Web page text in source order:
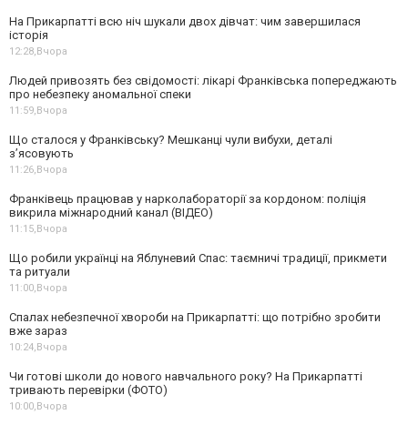
На Прикарпатті всю ніч шукали двох дівчат: чим завершилася
історія
12:28, Вчора
Людей привозять без свідомості: лікарі Франківська попереджають
про небезпеку аномальної спеки
11:59, Вчора
Що сталося у Франківську? Мешканці чули вибухи, деталі
з’ясовують
11:26, Вчора
Франківець працював у нарколабораторії за кордоном: поліція
викрила міжнародний канал (ВІДЕО)
11:15, Вчора
Що робили українці на Яблуневий Спас: таємничі традиції, прикмети
та ритуали
11:00, Вчора
Спалах небезпечної хвороби на Прикарпатті: що потрібно зробити
вже зараз
10:24, Вчора
Чи готові школи до нового навчального року? На Прикарпатті
тривають перевірки (ФОТО)
10:00, Вчора